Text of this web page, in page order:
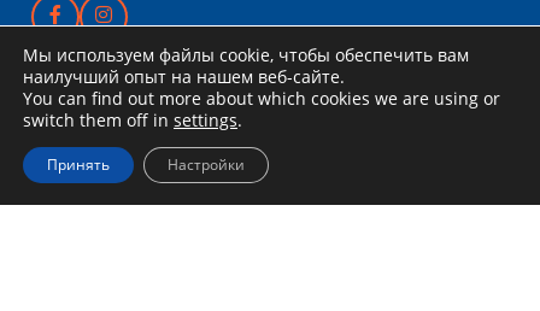
Прокат инструментов
Каталог
Скидки и акции
Как арендовать
Мы используем файлы cookie, чтобы обеспечить вам
наилучший опыт на нашем веб-сайте.
You can find out more about which cookies we are using or
switch them off in settings.
Принять Настройки